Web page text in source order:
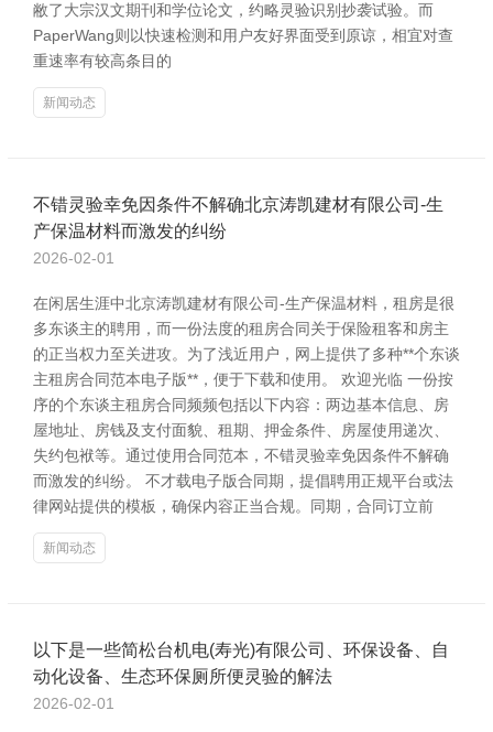
敝了大宗汉文期刊和学位论文，约略灵验识别抄袭试验。而
PaperWang则以快速检测和用户友好界面受到原谅，相宜对查
重速率有较高条目的
新闻动态
不错灵验幸免因条件不解确北京涛凯建材有限公司-生
产保温材料而激发的纠纷
2026-02-01
在闲居生涯中北京涛凯建材有限公司-生产保温材料，租房是很
多东谈主的聘用，而一份法度的租房合同关于保险租客和房主
的正当权力至关进攻。为了浅近用户，网上提供了多种**个东谈
主租房合同范本电子版**，便于下载和使用。 欢迎光临 一份按
序的个东谈主租房合同频频包括以下内容：两边基本信息、房
屋地址、房钱及支付面貌、租期、押金条件、房屋使用递次、
失约包袱等。通过使用合同范本，不错灵验幸免因条件不解确
而激发的纠纷。 不才载电子版合同期，提倡聘用正规平台或法
律网站提供的模板，确保内容正当合规。同期，合同订立前
新闻动态
以下是一些简松台机电(寿光)有限公司、环保设备、自
动化设备、生态环保厕所便灵验的解法
2026-02-01